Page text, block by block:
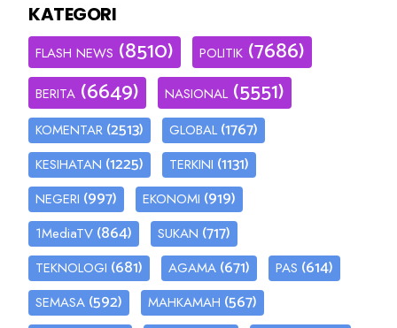
KATEGORI
FLASH NEWS (8510) POLITIK (7686)
BERITA (6649) NASIONAL (5551)
KOMENTAR (2513) GLOBAL (1767)
KESIHATAN (1225) TERKINI (1131)
NEGERI (997) EKONOMI (919)
1MediaTV (864) SUKAN (717)
TEKNOLOGI (681) AGAMA (671) PAS (614)
SEMASA (592) MAHKAMAH (567)